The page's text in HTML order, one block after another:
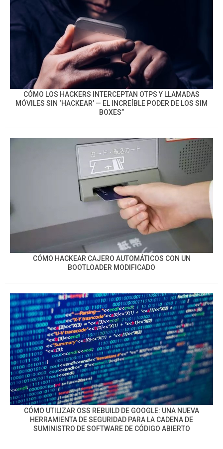
CÓMO LOS HACKERS INTERCEPTAN OTPS Y LLAMADAS
MÓVILES SIN ‘HACKEAR’ — EL INCREÍBLE PODER DE LOS SIM
BOXES”
CÓMO HACKEAR CAJERO AUTOMÁTICOS CON UN
BOOTLOADER MODIFICADO
CÓMO UTILIZAR OSS REBUILD DE GOOGLE: UNA NUEVA
HERRAMIENTA DE SEGURIDAD PARA LA CADENA DE
SUMINISTRO DE SOFTWARE DE CÓDIGO ABIERTO